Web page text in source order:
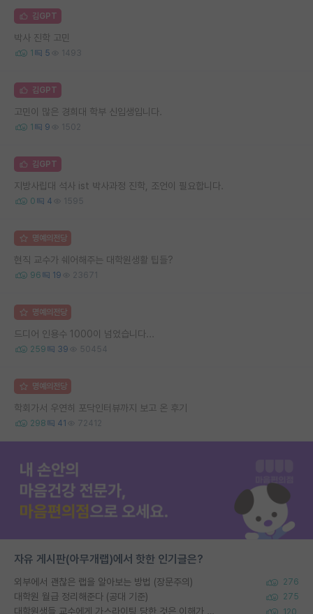
김GPT
박사 진학 고민
1 5 1493
김GPT
고민이 많은 경희대 학부 신입생입니다.
1 9 1502
김GPT
지방사립대 석사 ist 박사과정 진학, 조언이 필요합니다.
0 4 1595
명예의전당
현직 교수가 쉐어해주는 대학원생활 팁들?
96 19 23671
명예의전당
드디어 인용수 1000이 넘었습니다...
259 39 50454
명예의전당
학회가서 우연히 포닥인터뷰까지 보고 온 후기
298 41 72412
자유 게시판(아무개랩)에서 핫한 인기글은?
외부에서 괜찮은 랩을 알아보는 방법 (장문주의) 276
대학원 월급 정리해준다 (공대 기준) 275
대학원생들 교수에게 가스라이팅 당한 것은 이해가 갑니다. 안타깝네요. 120